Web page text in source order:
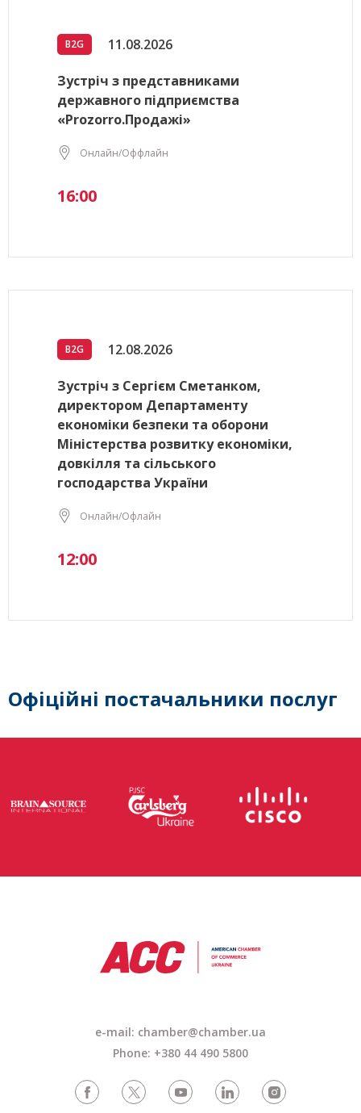
B2G 11.08.2026
Зустріч з представниками
державного підприємства
«Prozorro.Продажі»
Онлайн/Оффлайн
16:00
B2G 12.08.2026
Зустріч з Сергієм Сметанком,
директором Департаменту
економіки безпеки та оборони
Міністерства розвитку економіки,
довкілля та сільського
господарства України
Онлайн/Офлайн
12:00
Офіційні постачальники послуг
e-mail: chamber@chamber.ua
Phone: +380 44 490 5800